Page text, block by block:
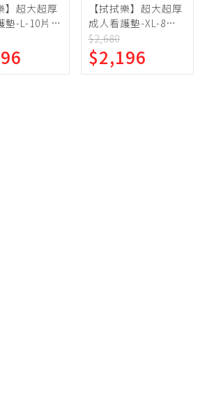
、寵物用品
自行車、電動車系列
機車專區
機車部品百貨
教具、童書、美勞
家庭護理 、銀髮生活
】超大超厚
墊-L-10片
【拭拭樂】超大超厚
成人看護墊-XL-8片
x24包
$2,680
$2,196